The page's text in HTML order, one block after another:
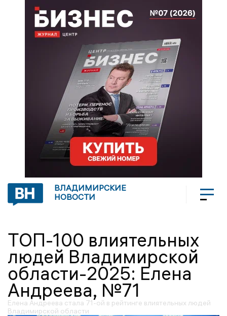
ВЛАДИМИРСКИЕ
НОВОСТИ
ТОП-100 влиятельных
людей Владимирской
области-2025: Елена
Андреева, №71
Елена Андреева стала 71-ой в рейтинге влиятельных людей
Владимирской области